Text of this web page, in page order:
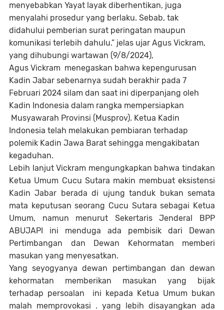
menyebabkan Yayat layak diberhentikan, juga
menyalahi prosedur yang berlaku. Sebab, tak
didahului pemberian surat peringatan maupun
komunikasi terlebih dahulu.” jelas ujar Agus Vickram,
yang dihubungi wartawan (9/8/2024),
Agus Vickram menegaskan bahwa kepengurusan
Kadin Jabar sebenarnya sudah berakhir pada 7
Februari 2024 silam dan saat ini diperpanjang oleh
Kadin Indonesia dalam rangka mempersiapkan
Musyawarah Provinsi (Musprov). Ketua Kadin
Indonesia telah melakukan pembiaran terhadap
polemik Kadin Jawa Barat sehingga mengakibatan
kegaduhan.
Lebih lanjut Vickram mengungkapkan bahwa tindakan
Ketua Umum Cucu Sutara makin membuat eksistensi
Kadin Jabar berada di ujung tanduk bukan semata
mata keputusan seorang Cucu Sutara sebagai Ketua
Umum, namun menurut Sekertaris Jenderal BPP
ABUJAPI ini menduga ada pembisik dari Dewan
Pertimbangan dan Dewan Kehormatan memberi
masukan yang menyesatkan.
Yang seyogyanya dewan pertimbangan dan dewan
kehormatan memberikan masukan yang bijak
terhadap persoalan
ini kepada Ketua Umum bukan
malah memprovokasi . yang lebih disayangkan ada